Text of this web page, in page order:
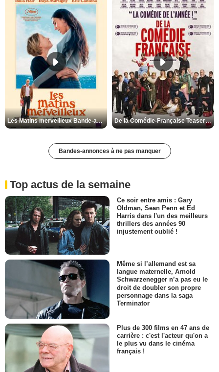
Les Matins merveilleux Bande-annonce VF De la Comédie-Française Teaser VF
Bandes-annonces à ne pas manquer
Top actus de la semaine
Ce soir entre amis : Gary
Oldman, Sean Penn et Ed
Harris dans l'un des meilleurs
thrillers des années 90
injustement oublié !
Même si l’allemand est sa
langue maternelle, Arnold
Schwarzenegger n’a pas eu le
droit de doubler son propre
personnage dans la saga
Terminator
Plus de 300 films en 47 ans de
carrière : c'est l'acteur qu'on a
le plus vu dans le cinéma
français !